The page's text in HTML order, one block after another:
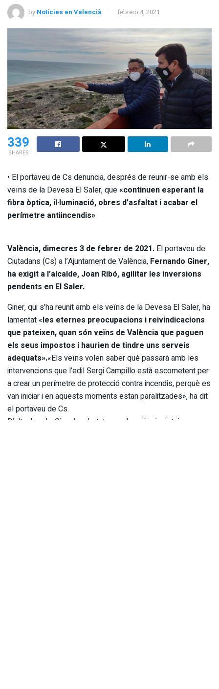
by Noticies en Valencià febrero 4, 2021
339
SHARES
• El portaveu de Cs denuncia, després de reunir-se amb els
veïns de la Devesa El Saler, que«continuen esperant la
fibra òptica, il·luminació, obres d’asfaltat i acabar el
perímetre antiincendis»
València, dimecres 3 de febrer de 2021. El portaveu de
Ciutadans (Cs) a l’Ajuntament de València, Fernando Giner,
ha exigit a l’alcalde, Joan Ribó, agilitar les inversions
pendents en El Saler.
Giner, qui s’ha reunit amb els veïns de la Devesa El Saler, ha
lamentat «les eternes preocupacions i reivindicacions
que pateixen, quan són veïns de València que paguen
els seus impostos i haurien de tindre uns serveis
adequats».«Els veïns volen saber què passarà amb les
intervencions que l’edil Sergi Campillo està escometent per
a crear un perímetre de protecció contra incendis, perquè es
van iniciar i en aquests moments estan paralitzades», ha dit
el portaveu de Cs.
D’altra banda, Giner ha alertat que els veïns insisteixen